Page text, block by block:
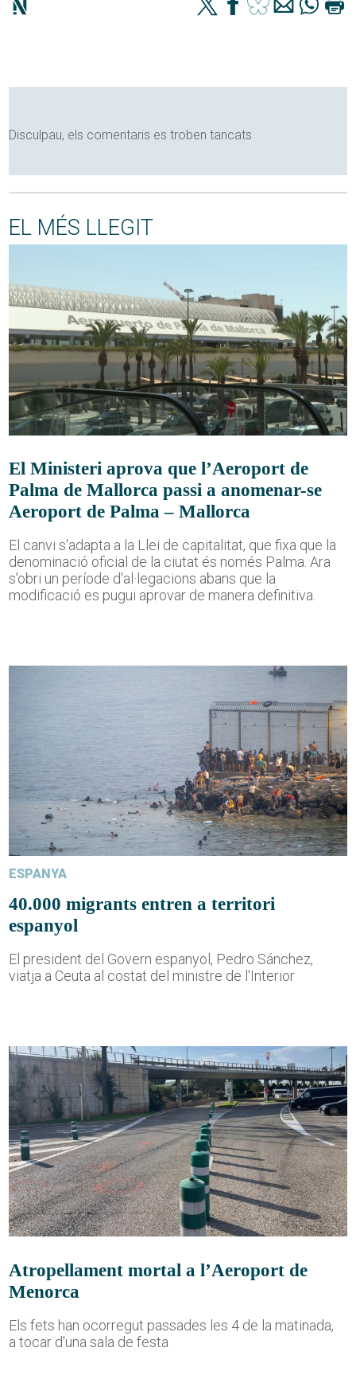
Disculpau, els comentaris es troben tancats
EL MÉS LLEGIT
El Ministeri aprova que l’Aeroport de
Palma de Mallorca passi a anomenar-se
Aeroport de Palma – Mallorca
El canvi s'adapta a la Llei de capitalitat, que fixa que la
denominació oficial de la ciutat és només Palma. Ara
s'obri un període d'al·legacions abans que la
modificació es pugui aprovar de manera definitiva.
ESPANYA
40.000 migrants entren a territori
espanyol
El president del Govern espanyol, Pedro Sánchez,
viatja a Ceuta al costat del ministre de l'Interior
Atropellament mortal a l’Aeroport de
Menorca
Els fets han ocorregut passades les 4 de la matinada,
a tocar d'una sala de festa